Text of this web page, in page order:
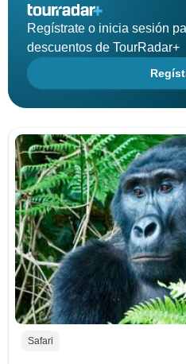
Regístrate o inicia sesión
descuentos de TourRadar+
Safari